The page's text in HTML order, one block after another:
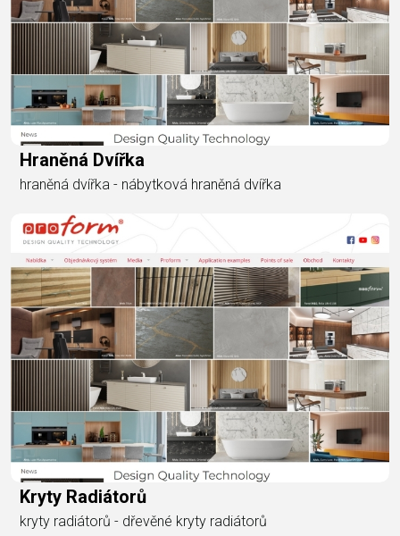
Hraněná Dvířka
hraněná dvířka - nábytková hraněná dvířka
Kryty Radiátorů
kryty radiátorů - dřevěné kryty radiátorů